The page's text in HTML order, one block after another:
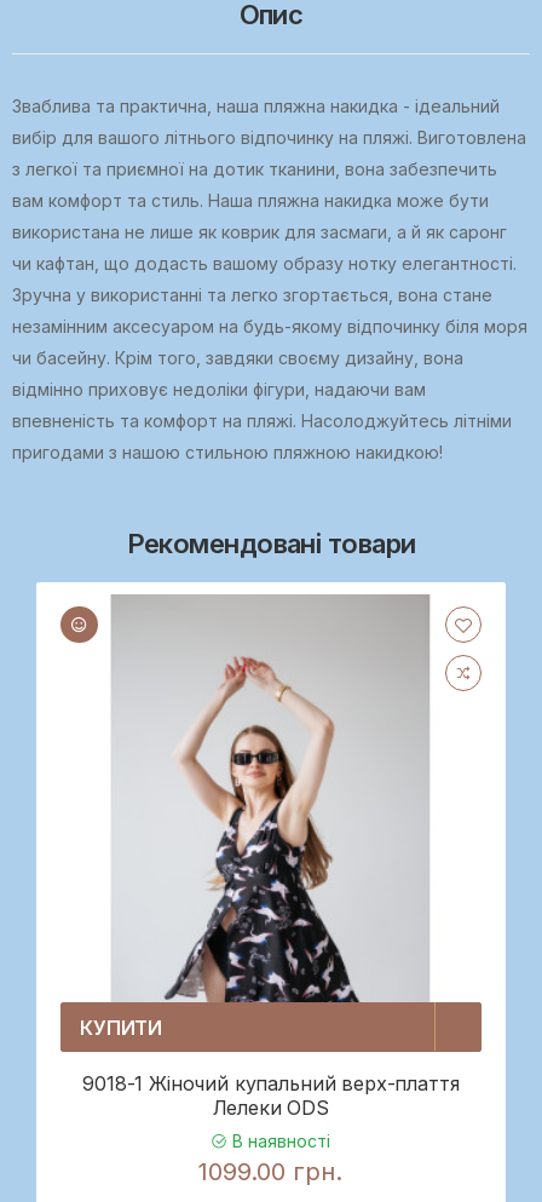
Опис
Зваблива та практична, наша пляжна накидка - ідеальний
вибір для вашого літнього відпочинку на пляжі. Виготовлена
з легкої та приємної на дотик тканини, вона забезпечить
вам комфорт та стиль. Наша пляжна накидка може бути
використана не лише як коврик для засмаги, а й як саронг
чи кафтан, що додасть вашому образу нотку елегантності.
Зручна у використанні та легко згортається, вона стане
незамінним аксесуаром на будь-якому відпочинку біля моря
чи басейну. Крім того, завдяки своєму дизайну, вона
відмінно приховує недоліки фігури, надаючи вам
впевненість та комфорт на пляжі. Насолоджуйтесь літніми
пригодами з нашою стильною пляжною накидкою!
Рекомендовані товари
КУПИТИ
9018-1 Жіночий купальний верх-плаття
Лелеки ODS
В наявності
1099.00 грн.